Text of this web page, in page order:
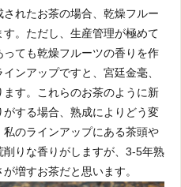
れたお茶の場合、乾燥フルー
。ただし、生産管理が極めて
っても乾燥フルーツの香りを作
ンアップですと、宮廷金毫、
す。これらのお茶のように新
する場合、熟成によりどう変
のラインアップにある茶頭や
りな香りがしますが、3-5年熟
増すお茶だと思います。